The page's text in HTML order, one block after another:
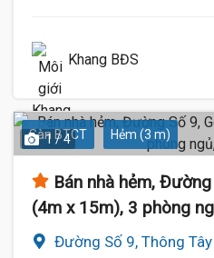
Khang BĐS
Sàn BTCT Hẻm (3 m)
1 / 4
Bán nhà hẻm,
(4m x 15m), 3 phòng
Đường Số 9, Thông